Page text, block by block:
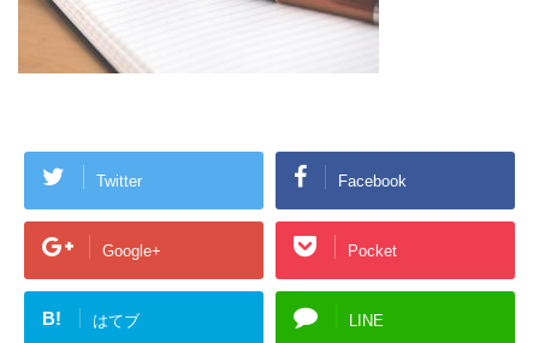
Twitter Facebook
Google+ Pocket
B! はてブ LINE